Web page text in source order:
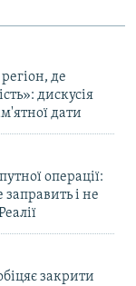
де
дискусія
дати
операції:
і не
закрити